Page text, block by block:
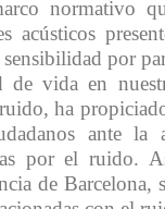
normativo
acústicos
por
vida en
ha
ante la
por el ruido.
de Barcelona,